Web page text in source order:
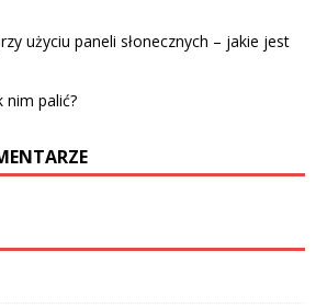
użyciu paneli słonecznych – jakie jest
palić?